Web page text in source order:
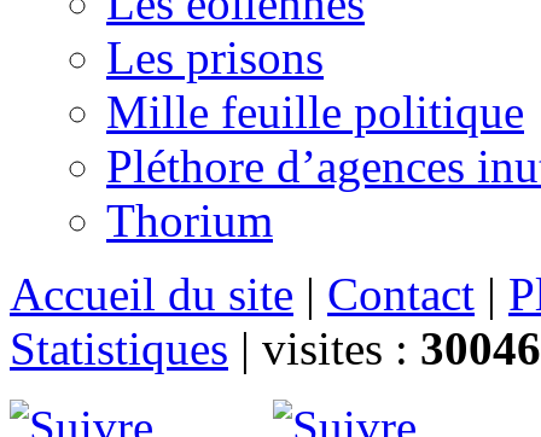
Les prisons
Mille feuille politique
Pléthore d’agences
Thorium
Accueil du site | Contact |
Statistiques | visites :